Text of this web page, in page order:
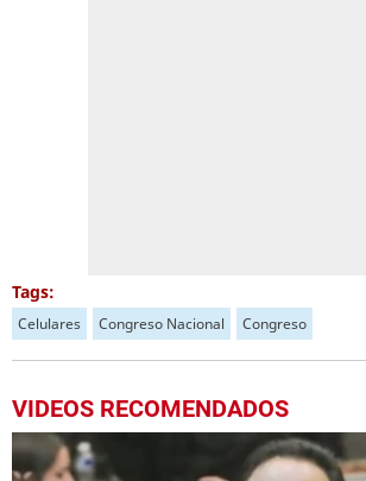
Tags:
Celulares Congreso Nacional Congreso
VIDEOS RECOMENDADOS